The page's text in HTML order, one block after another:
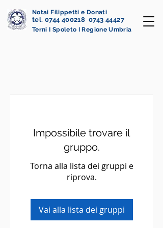
Notai Filippetti e Donati
tel. 0744 400218 0743 44427
Terni I Spoleto I Regione Umbria
Impossibile trovare il
gruppo.
Torna alla lista dei gruppi e
riprova.
Vai alla lista dei gruppi